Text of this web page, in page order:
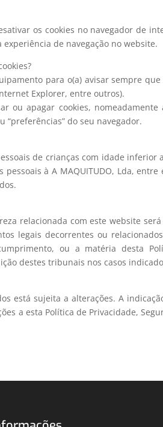
os cookies no navegador de
de navegação no website.
para o(a) avisar sempre
Explorer, entre outros).
ou apagar cookies,
“preferências” do seu navegador.
de crianças com idade
à A MAQUITUDO, Lda,
relacionada com este website
legais decorrentes ou
ou a matéria desta
destes tribunais nos casos
está sujeita a alterações. A
a esta Política de Privacidade,